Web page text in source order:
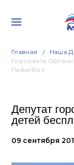
Главная Наша
Горсовета
Пейнтбол
Депутат
детей
09 сентября